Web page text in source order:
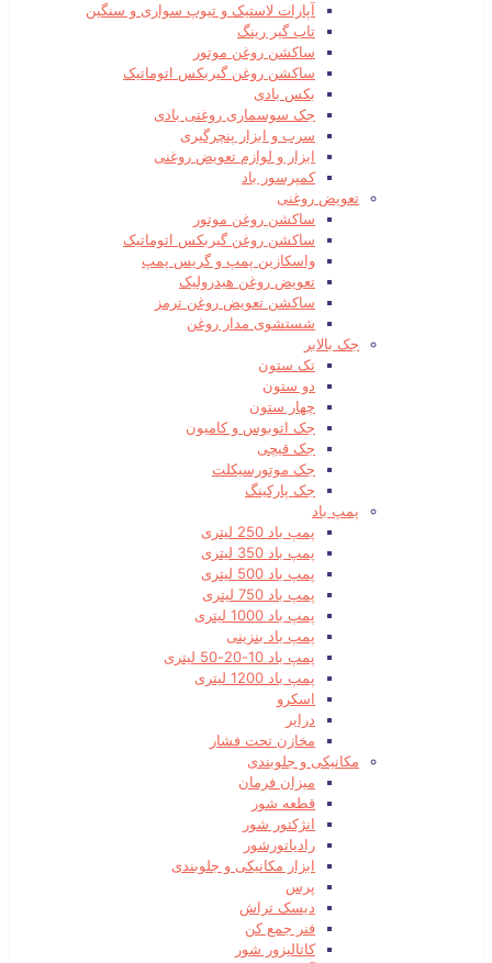
آپارات لاستیک و تیوپ سواری و سنگین
تاب گیر رینگ
ساکشن روغن موتور
ساکشن روغن گیربکس اتوماتیک
بکس بادی
جک سوسماری روغنی بادی
سرب و ابزار پنچرگیری
ابزار و لوازم تعویض روغنی
کمپرسور باد
تعویض روغنی
ساکشن روغن موتور
ساکشن روغن گیربکس اتوماتیک
واسکازین پمپ و گریس پمپ
تعویض روغن هیدرولیک
ساکشن تعویض روغن ترمز
شستشوی مدار روغن
جک بالابر
تک ستون
دو ستون
چهار ستون
جک اتوبوس و کامیون
جک قیچی
جک موتورسیکلت
جک پارکینگ
پمپ باد
پمپ باد 250 لیتری
پمپ باد 350 لیتری
پمپ باد 500 لیتری
پمپ باد 750 لیتری
پمپ باد 1000 لیتری
پمپ باد بنزینی
پمپ باد 10-20-50 لیتری
پمپ باد 1200 لیتری
اسکرو
درایر
مخازن تحت فشار
مکانیکی و جلوبندی
میزان فرمان
قطعه شور
انژکتور شور
رادیاتورشور
ابزار مکانیکی و جلوبندی
پرس
دیسک تراش
فنر جمع کن
کاتالیزور شور